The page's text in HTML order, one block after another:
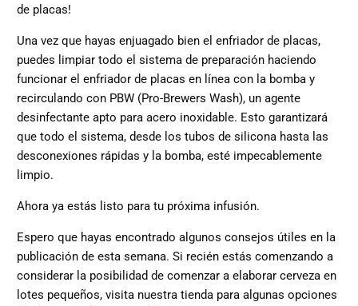
de placas!
Una vez que hayas enjuagado bien el enfriador de placas,
puedes limpiar todo el sistema de preparación haciendo
funcionar el enfriador de placas en línea con la bomba y
recirculando con PBW (Pro-Brewers Wash), un agente
desinfectante apto para acero inoxidable. Esto garantizará
que todo el sistema, desde los tubos de silicona hasta las
desconexiones rápidas y la bomba, esté impecablemente
limpio.
Ahora ya estás listo para tu próxima infusión.
Espero que hayas encontrado algunos consejos útiles en la
publicación de esta semana. Si recién estás comenzando a
considerar la posibilidad de comenzar a elaborar cerveza en
lotes pequeños, visita nuestratienda para algunas opciones